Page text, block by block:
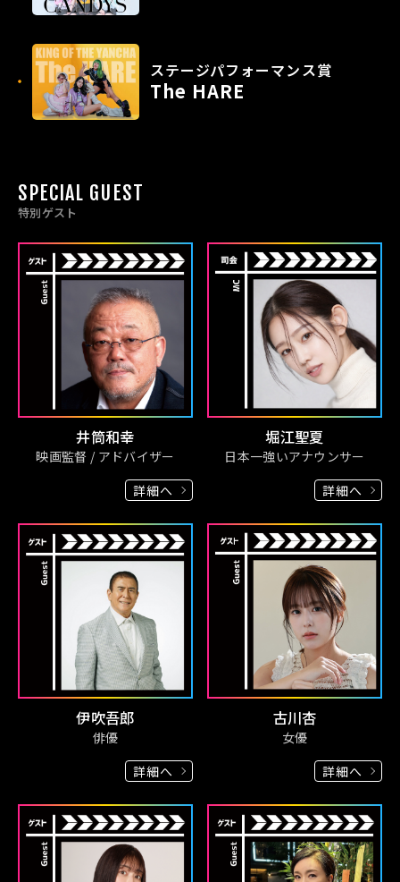
ステージパフォーマンス賞
The HARE
SPECIAL GUEST
特別ゲスト
井筒和幸
映画監督 / アドバイザー
詳細へ
堀江聖夏
日本一強いアナウンサー
詳細へ
伊吹吾郎
俳優
詳細へ
古川杏
女優
詳細へ